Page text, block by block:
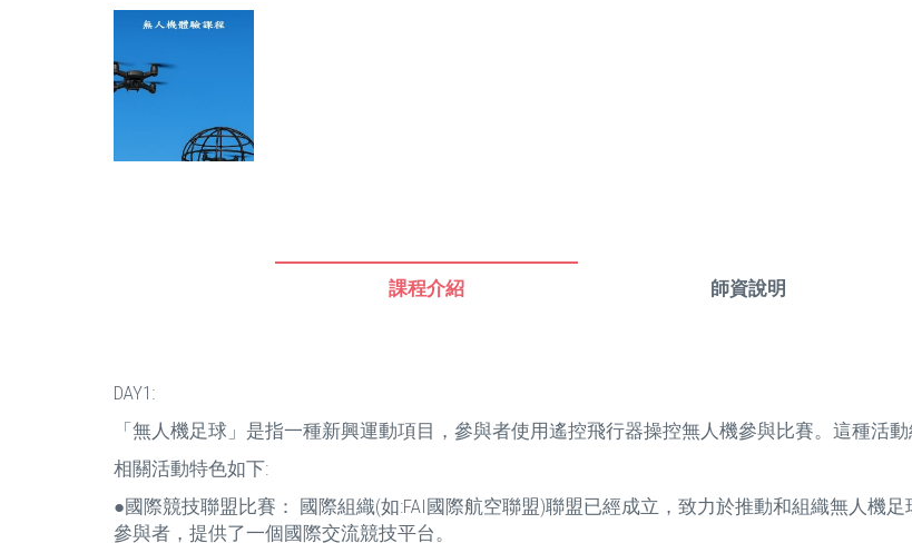
課程介紹 師資說明
DAY1:
「無人機足球」是指一種新興運動項目，參與者使用遙控飛行器操控無人機參與比賽。這種活
相關活動特色如下:
●國際競技聯盟比賽： 國際組織(如:FAI國際航空聯盟)聯盟已經成立，致力於推動和組織無人機
參與者，提供了一個國際交流競技平台。